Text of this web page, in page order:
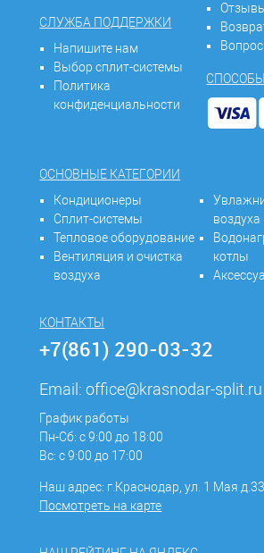
СЛУЖБА ПОДДЕРЖКИ
Напишите нам
Выбор сплит-системы
Политика
конфиденциальности
ОСНОВНЫЕ КАТЕГОРИИ
Кондиционеры
Сплит-системы
Тепловое оборудование
Вентиляция и очистка
воздуха
воздуха
котлы
КОНТАКТЫ
+7(861) 290-03-32
Email:office@krasnodar-split.ru
График работы
Пн-Сб: с 9:00 до 18:00
Вс: с 9:00 до 17:00
Наш адрес: г.Краснодар, ул. 1 Мая
Посмотреть на карте